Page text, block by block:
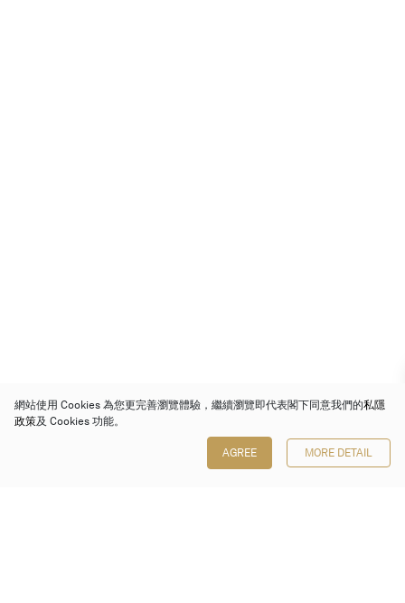
網站使用 Cookies 為您更完善瀏覽體驗，繼續瀏覽即代表閣下同意我們的私隱
政策及 Cookies 功能。
AGREE MORE DETAIL